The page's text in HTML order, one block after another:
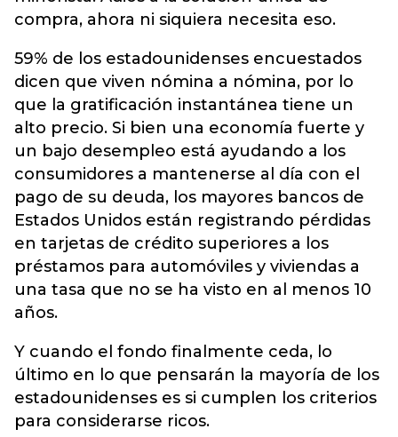
compra, ahora ni siquiera necesita eso.
59% de los estadounidenses encuestados
dicen que viven nómina a nómina, por lo
que la gratificación instantánea tiene un
alto precio. Si bien una economía fuerte y
un bajo desempleo está ayudando a los
consumidores a mantenerse al día con el
pago de su deuda, los mayores bancos de
Estados Unidos están registrando pérdidas
en tarjetas de crédito superiores a los
préstamos para automóviles y viviendas a
una tasa que no se ha visto en al menos 10
años.
Y cuando el fondo finalmente ceda, lo
último en lo que pensarán la mayoría de los
estadounidenses es si cumplen los criterios
para considerarse ricos.